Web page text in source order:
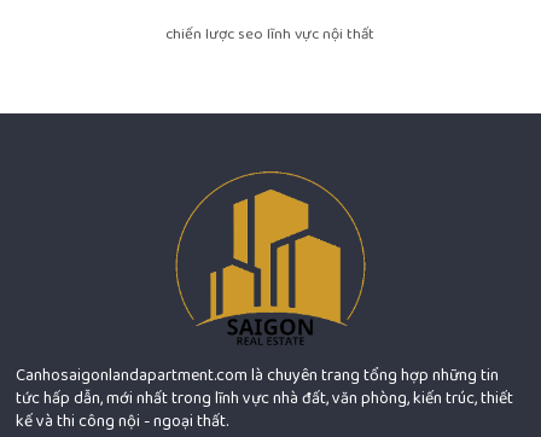
chiến lược seo lĩnh vực nội thất
Canhosaigonlandapartment.com là chuyên trang tổng hợp những tin
tức hấp dẫn, mới nhất trong lĩnh vực nhà đất, văn phòng, kiến trúc, thiết
kế và thi công nội - ngoại thất.